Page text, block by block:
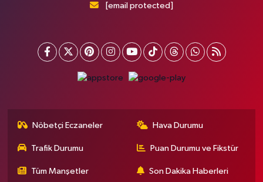
[email protected]
Nöbetçi Eczaneler Hava Durumu
Trafik Durumu Puan Durumu ve Fikstür
Tüm Manşetler Son Dakika Haberleri